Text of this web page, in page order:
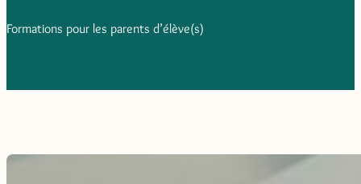
Formations pour les parents d’élève(s)